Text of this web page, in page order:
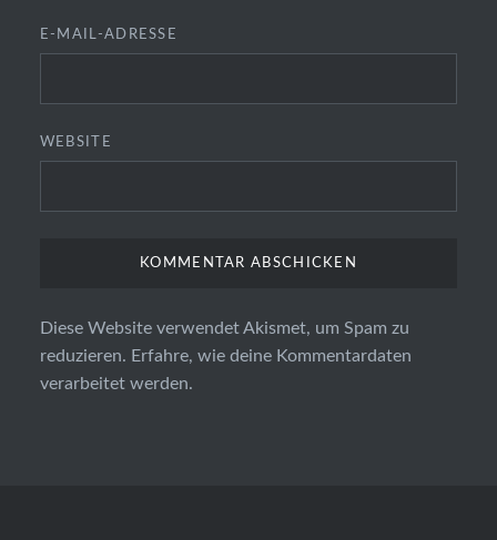
E-MAIL-ADRESSE
WEBSITE
Diese Website verwendet Akismet, um Spam zu
reduzieren. Erfahre, wie deine Kommentardaten
verarbeitet werden.